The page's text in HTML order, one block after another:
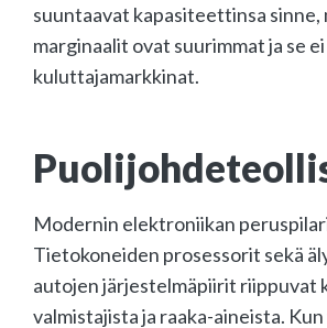
suuntaavat kapasiteettinsa sinne,
marginaalit ovat suurimmat ja se
kuluttajamarkkinat.
Modernin elektroniikan
Tietokoneiden prosessorit sekä
autojen järjestelmäpiirit riippuvat
valmistajista ja raaka-aineista.